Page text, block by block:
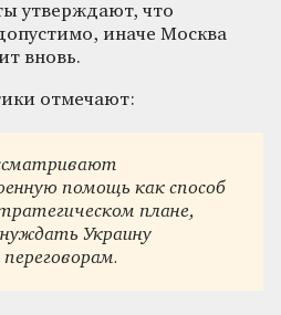
утверждают, что
иначе Москва
вновь.
отмечают:
помощь как способ
плане,
Украину